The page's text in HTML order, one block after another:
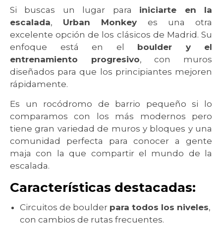
Si buscas un lugar para iniciarte en la
escalada, Urban Monkey es una otra
excelente opción de los clásicos de Madrid. Su
enfoque está en el boulder y el
entrenamiento progresivo, con muros
diseñados para que los principiantes mejoren
rápidamente.
Es un rocódromo de barrio pequeño si lo
comparamos con los más modernos pero
tiene gran variedad de muros y bloques y una
comunidad perfecta para conocer a gente
maja con la que compartir el mundo de la
escalada.
Características destacadas:
Circuitos de boulder para todos los niveles,
con cambios de rutas frecuentes.